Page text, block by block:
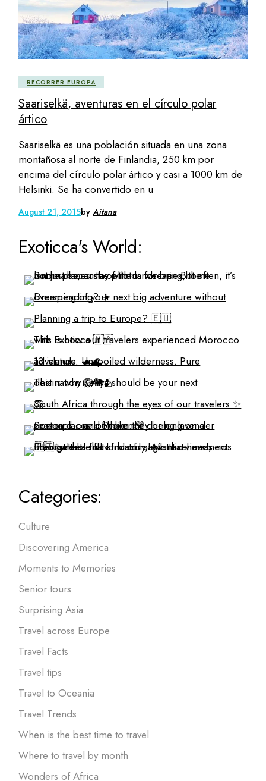
RECORRER EUROPA
Saariselkä, aventuras en el círculo polar
ártico
Saariselkä es una población situada en una zona
montañosa al norte de Finlandia, 250 km por
encima del círculo polar ártico y casi a 1000 km de
Helsinki. Se ha convertido en u
August 21, 2015byAitana
Exoticca's World:
Categories:
Culture
Discovering America
Moments to Memories
Senior tours
Surprising Asia
Travel across Europe
Travel Facts
Travel tips
Travel to Oceania
Travel Trends
When is the best time to travel
Where to travel by month
Wonders of Africa